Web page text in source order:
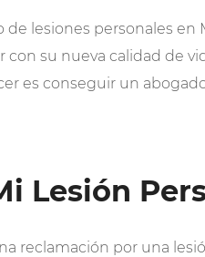
de lesiones personales
con su nueva calidad de
es conseguir un
Lesión
reclamación por una